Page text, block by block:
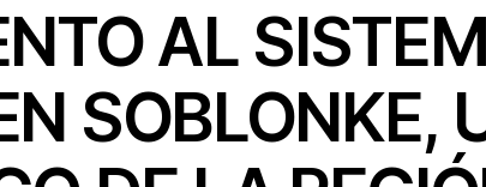
AL
SOBLONKE,